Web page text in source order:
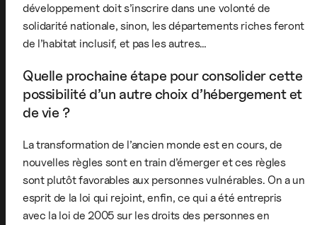
développement doit s’inscrire dans une volonté de
solidarité nationale, sinon, les départements riches feront
de l’habitat inclusif, et pas les autres…
Quelle prochaine étape pour consolider cette
possibilité d’un autre choix d’hébergement et
de vie ?
La transformation de l’ancien monde est en cours, de
nouvelles règles sont en train d’émerger et ces règles
sont plutôt favorables aux personnes vulnérables. On a un
esprit de la loi qui rejoint, enfin, ce qui a été entrepris
avec la loi de 2005 sur les droits des personnes en